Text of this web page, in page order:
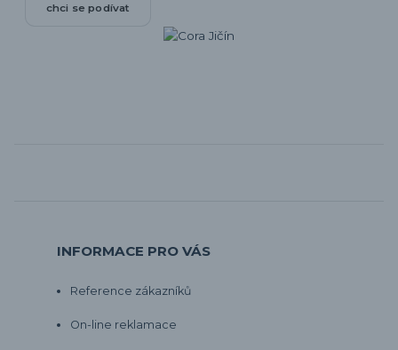
chci se podívat
INFORMACE PRO VÁS
Reference zákazníků
On-line reklamace